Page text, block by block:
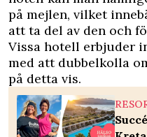
på mejlen, vilket
att ta del av den och
Vissa hotell erbjuder
med att dubbelkolla
på detta vis.